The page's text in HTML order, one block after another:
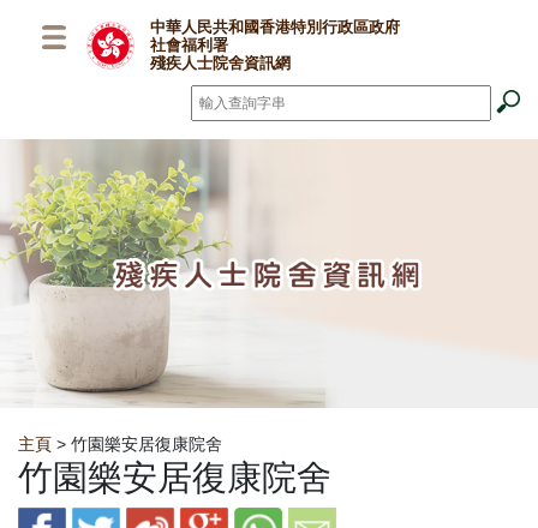
中華人民共和國香港特別行政區政府
社會福利署
殘疾人士院舍資訊網
搜尋*
Breadcrumb
主頁 > 竹園樂安居復康院舍
竹園樂安居復康院舍